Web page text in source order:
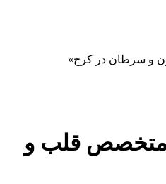
و سرطان در کرج»
متخصص قلب و